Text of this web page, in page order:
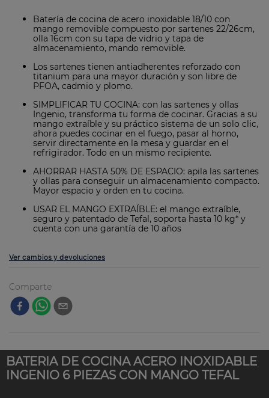
Batería de cocina de acero inoxidable 18/10 con
mango removible compuesto por sartenes 22/26cm,
olla 16cm con su tapa de vidrio y tapa de
almacenamiento, mando removible.
Los sartenes tienen antiadherentes reforzado con
titanium para una mayor duración y son libre de
PFOA, cadmio y plomo.
SIMPLIFICAR TU COCINA: con las sartenes y ollas
Ingenio, transforma tu forma de cocinar. Gracias a su
mango extraíble y su práctico sistema de un solo clic,
ahora puedes cocinar en el fuego, pasar al horno,
servir directamente en la mesa y guardar en el
refrigirador. Todo en un mismo recipiente.
AHORRAR HASTA 50% DE ESPACIO: apila las sartenes
y ollas para conseguir un almacenamiento compacto.
Mayor espacio y orden en tu cocina.
USAR EL MANGO EXTRAÍBLE: el mango extraíble,
seguro y patentado de Tefal, soporta hasta 10 kg* y
cuenta con una garantía de 10 años
Ver cambios y devoluciones
Comparte
BATERIA DE COCINA ACERO INOXIDABLE
INGENIO 6 PIEZAS CON MANGO TEFAL